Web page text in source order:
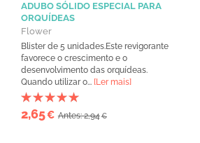
ADUBO SÓLIDO ESPECIAL PARA
ORQUÍDEAS
Flower
Blister de 5 unidades.Este revigorante
favorece o crescimento e o
desenvolvimento das orquídeas.
Quando utilizar o... [Ler mais]
2,65€ Antes: 2,94€